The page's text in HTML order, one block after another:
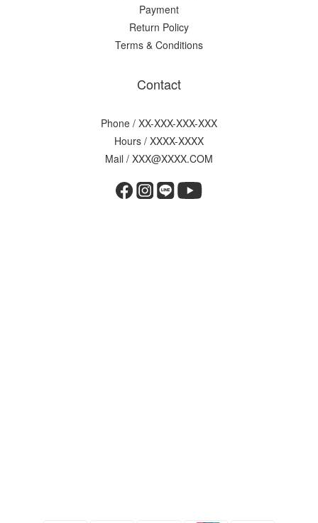
Payment
Return Policy
Terms & Conditions
Contact
Phone / XX-XXX-XXX-XXX
Hours / XXXX-XXXX
Mail / XXX@XXXX.COM